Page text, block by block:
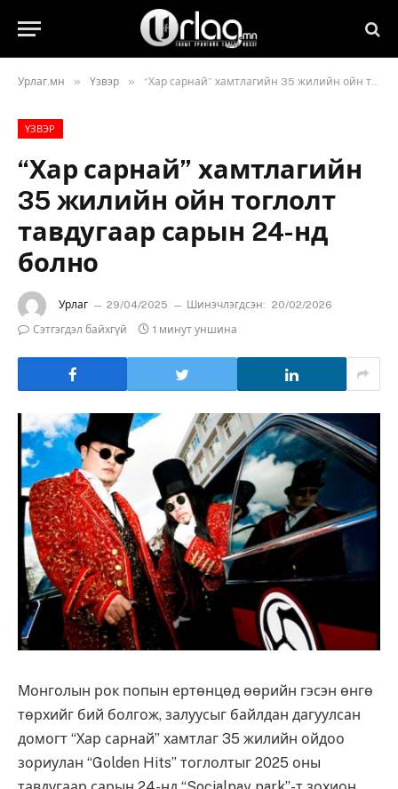
Урлаг.мн » Үзвэр » “Хар сарнай” хамтлагийн 35 жилийн ойн тоглолт тавдугаар сарын 24-нд болно
ҮЗВЭР
“Хар сарнай” хамтлагийн
35 жилийн ойн тоглолт
тавдугаар сарын 24-нд
болно
Урлаг 29/04/2025 Шинэчлэгдсэн: 20/02/2026
Сэтгэгдэл байхгүй
1 минут уншина
Монголын рок попын ертөнцөд өөрийн гэсэн өнгө
төрхийг бий болгож, залуусыг байлдан дагуулсан
домогт “Хар сарнай” хамтлаг 35 жилийн ойдоо
зориулан “Golden Hits” тоглолтыг 2025 оны